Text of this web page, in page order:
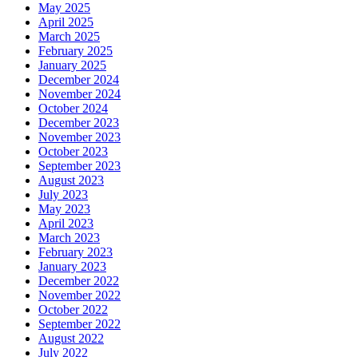
May 2025
April 2025
March 2025
February 2025
January 2025
December 2024
November 2024
October 2024
December 2023
November 2023
October 2023
September 2023
August 2023
July 2023
May 2023
April 2023
March 2023
February 2023
January 2023
December 2022
November 2022
October 2022
September 2022
August 2022
July 2022